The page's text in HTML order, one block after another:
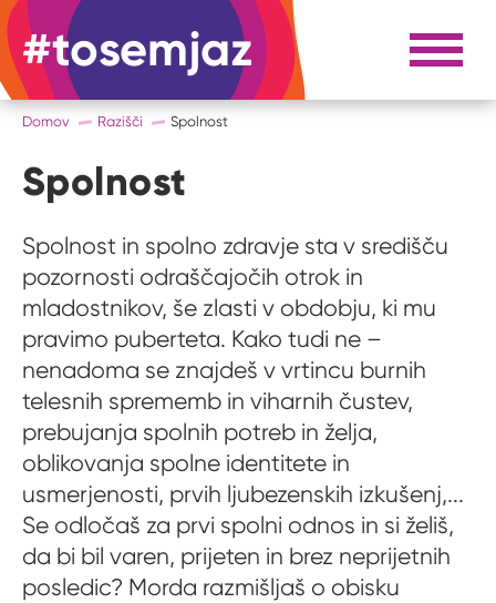
#tosemjaz #to sem jaz Razpri
Domov Razišči Spolnost
Spolnost
Spolnost in spolno zdravje sta v središču
pozornosti odraščajočih otrok in
mladostnikov, še zlasti v obdobju, ki mu
pravimo puberteta. Kako tudi ne –
nenadoma se znajdeš v vrtincu burnih
telesnih sprememb in viharnih čustev,
prebujanja spolnih potreb in želja,
oblikovanja spolne identitete in
usmerjenosti, prvih ljubezenskih izkušenj,...
Se odločaš za prvi spolni odnos in si želiš,
da bi bil varen, prijeten in brez neprijetnih
posledic? Morda razmišljaš o obisku